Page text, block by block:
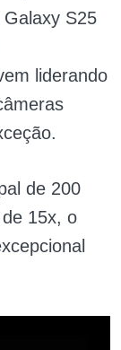
S25
liderando
de 200
15x, o